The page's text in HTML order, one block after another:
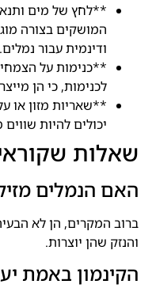
**לחץ של מים
המושקים בצורה
ודינמית עבור נמלים.
**כנימות על
לכנימות, כי הן
**שאריות מזון או
יכולים להיות
שאלות
האם הנמלים
ברוב המקרים, הן לא
והנזק שהן יוצרות.
הקינמון באמת